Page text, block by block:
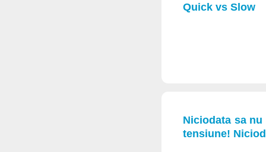
Quick vs Slow
Niciodata sa
tensiune!